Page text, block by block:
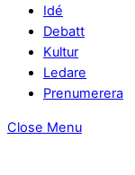
Idé
Debatt
Kultur
Ledare
Prenumerera
Close Menu